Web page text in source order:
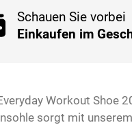
Schauen Sie vorbei
Einkaufen im
Workout
sorgt mit